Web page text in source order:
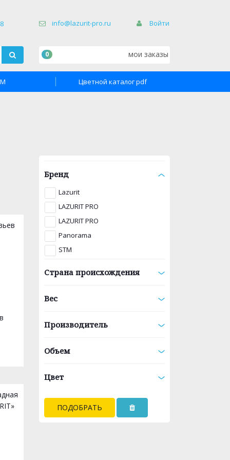
info@lazurit-pro.ru Войти
мои заказы
0
Цветной каталог pdf
Бренд
Lazurit
LAZURIT PRO
LAZURIT PRO
Panorama
STM
Страна происхождения
Вес
Производитель
Объем
Цвет
ПОДОБРАТЬ